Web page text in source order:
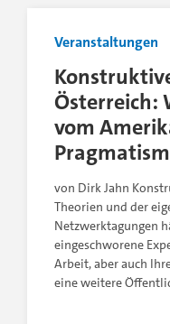
Veranstaltungen
Österreich:
vom
von Dirk Jahn
Theorien und der
Netzwerktagungen
eingeschworene
Arbeit, aber auch
eine weitere